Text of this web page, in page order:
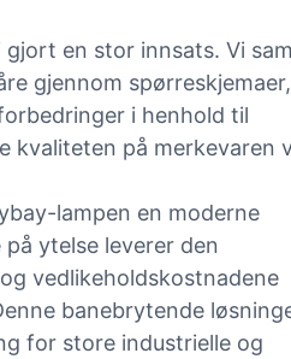
gjort en stor innsats. Vi
gjennom
i henhold til
kvaliteten på merkevaren
lampen en moderne
ytelse leverer den
vedlikeholdskostnadene
banebrytende
for store industrielle og